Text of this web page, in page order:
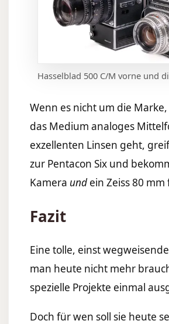
Hasselblad 500 C/M vorne und
Wenn es nicht um die
das Medium analoges
exzellenten Linsen geht,
zur Pentacon Six und
Kamera undein Zeiss 80 mm
Fazit
Eine tolle, einst
man heute nicht mehr
spezielle Projekte einmal
Doch für wen soll sie heute